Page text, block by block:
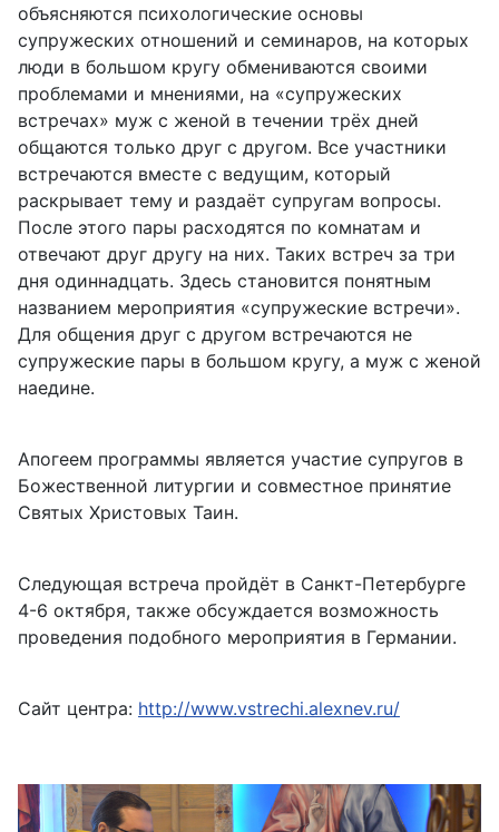
объясняются психологические основы
супружеских отношений и семинаров, на которых
люди в большом кругу обмениваются своими
проблемами и мнениями, на «супружеских
встречах» муж с женой в течении трёх дней
общаются только друг с другом. Все участники
встречаются вместе с ведущим, который
раскрывает тему и раздаёт супругам вопросы.
После этого пары расходятся по комнатам и
отвечают друг другу на них. Таких встреч за три
дня одиннадцать. Здесь становится понятным
названием мероприятия «супружеские встречи».
Для общения друг с другом встречаются не
супружеские пары в большом кругу, а муж с женой
наедине.
Апогеем программы является участие супругов в
Божественной литургии и совместное принятие
Святых Христовых Таин.
Следующая встреча пройдёт в Санкт-Петербурге
4-6 октября, также обсуждается возможность
проведения подобного мероприятия в Германии.
Сайт центра: http://www.vstrechi.alexnev.ru/